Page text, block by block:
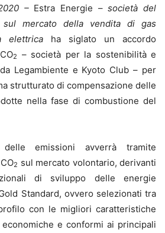
–Estra Energie –società del
sul mercato della vendita di gas
elettrica ha siglato un accordo
2
– società per la sostenibilità e
Legambiente e Kyoto Club – per
strutturato di compensazione delle
nella fase di combustione del
delle emissioni avverrà tramite
CO2 sul mercato volontario, derivanti
di sviluppo delle energie
Standard, ovvero selezionati tra
con le migliori caratteristiche
e conformi ai principali